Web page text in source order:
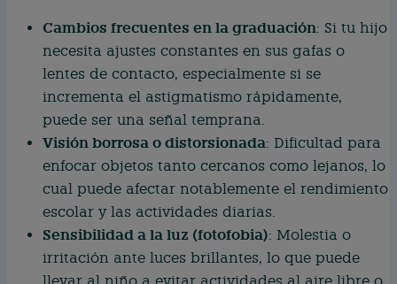
Cambios frecuentes en la graduación: Si tu hijo
necesita ajustes constantes en sus gafas o
lentes de contacto, especialmente si se
incrementa el astigmatismo rápidamente,
puede ser una señal temprana.
Visión borrosa o distorsionada: Dificultad para
enfocar objetos tanto cercanos como lejanos, lo
cual puede afectar notablemente el rendimiento
escolar y las actividades diarias.
Sensibilidad a la luz (fotofobia): Molestia o
irritación ante luces brillantes, lo que puede